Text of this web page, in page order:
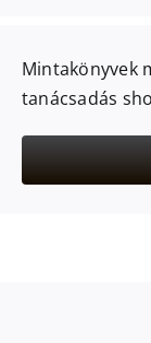
Mintakönyvek
tanácsadás